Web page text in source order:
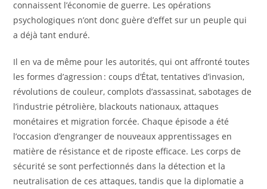
connaissent l’économie de guerre. Les opérations
psychologiques n’ont donc guère d’effet sur un peuple qui
a déjà tant enduré.
Il en va de même pour les autorités, qui ont affronté toutes
les formes d’agression : coups d’État, tentatives d’invasion,
révolutions de couleur, complots d’assassinat, sabotages de
l’industrie pétrolière, blackouts nationaux, attaques
monétaires et migration forcée. Chaque épisode a été
l’occasion d’engranger de nouveaux apprentissages en
matière de résistance et de riposte efficace. Les corps de
sécurité se sont perfectionnés dans la détection et la
neutralisation de ces attaques, tandis que la diplomatie a